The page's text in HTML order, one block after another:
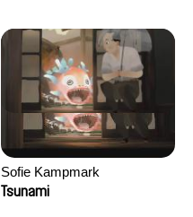
Sofie Kampmark
Tsunami